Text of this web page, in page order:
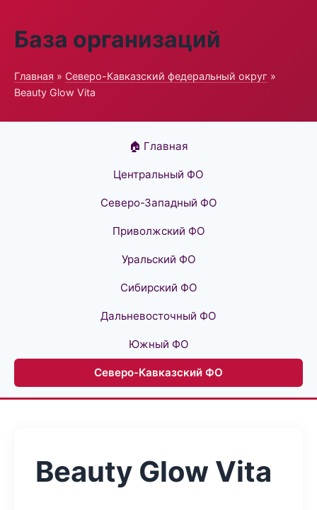
База организаций
Главная » Северо-Кавказский федеральный округ »
Beauty Glow Vita
🏠 Главная
Центральный ФО
Северо-Западный ФО
Приволжский ФО
Уральский ФО
Сибирский ФО
Дальневосточный ФО
Южный ФО
Северо-Кавказский ФО
Beauty Glow Vita